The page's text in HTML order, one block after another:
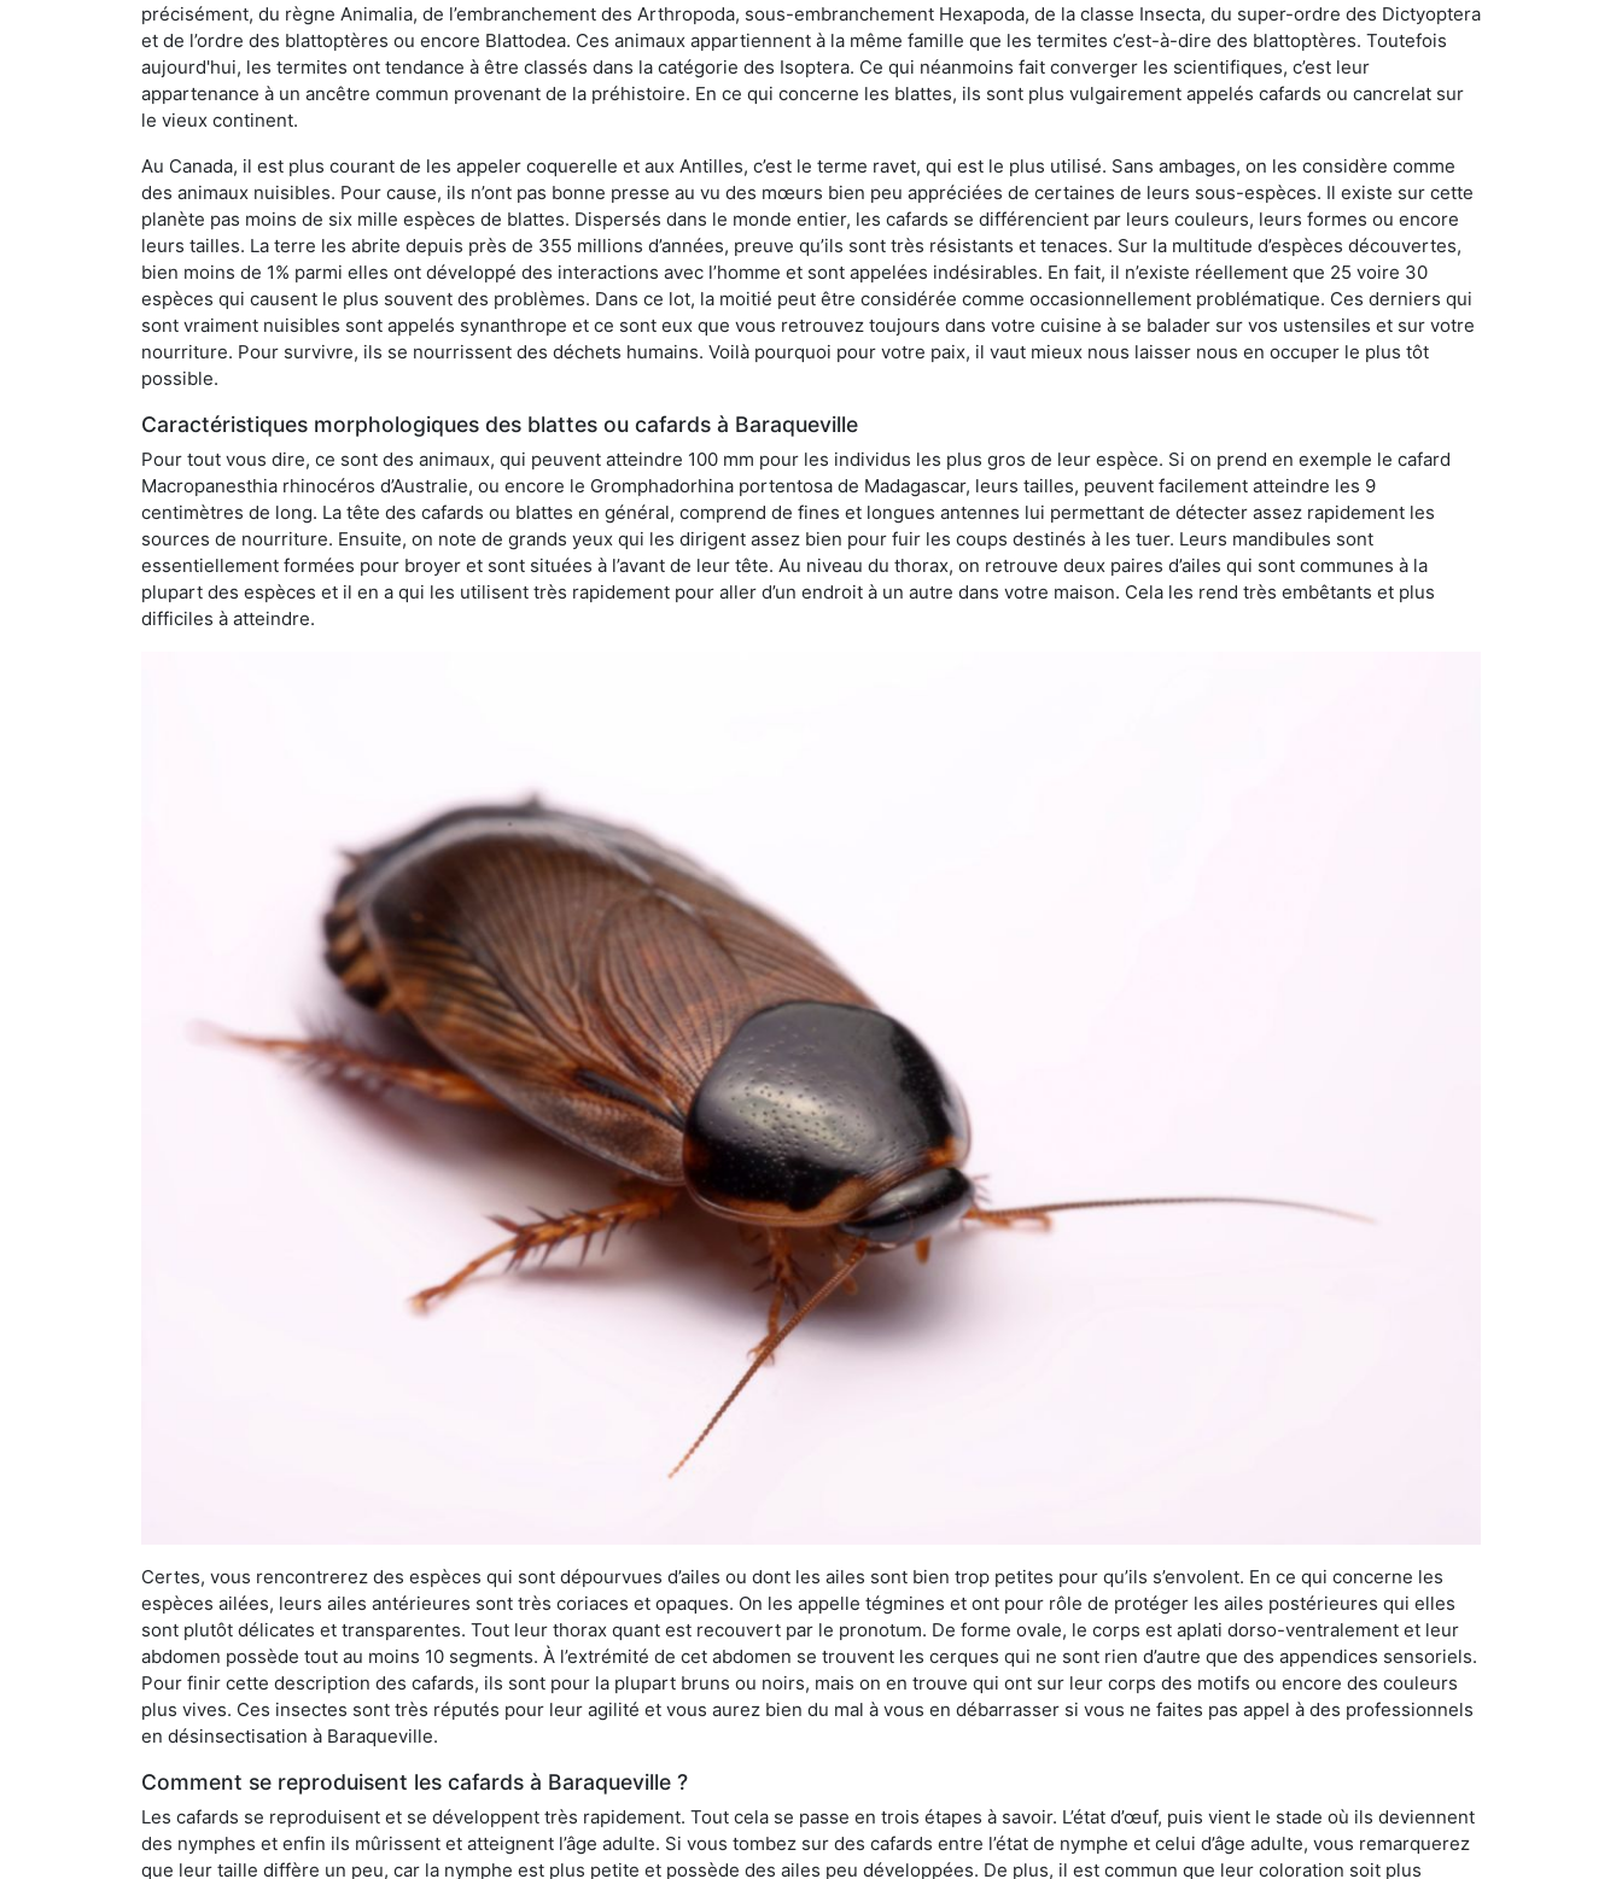
précisément, du règne Animalia, de l’embranchement des Arthropoda, sous-embranchement Hexapoda, de la classe Insecta, du super-ordre des Dictyoptera
et de l’ordre des blattoptères ou encore Blattodea. Ces animaux appartiennent à la même famille que les termites c’est-à-dire des blattoptères. Toutefois
aujourd'hui, les termites ont tendance à être classés dans la catégorie des Isoptera. Ce qui néanmoins fait converger les scientifiques, c’est leur
appartenance à un ancêtre commun provenant de la préhistoire. En ce qui concerne les blattes, ils sont plus vulgairement appelés cafards ou cancrelat sur
le vieux continent.
Au Canada, il est plus courant de les appeler coquerelle et aux Antilles, c’est le terme ravet, qui est le plus utilisé. Sans ambages, on les considère comme
des animaux nuisibles. Pour cause, ils n’ont pas bonne presse au vu des mœurs bien peu appréciées de certaines de leurs sous-espèces. Il existe sur cette
planète pas moins de six mille espèces de blattes. Dispersés dans le monde entier, les cafards se différencient par leurs couleurs, leurs formes ou encore
leurs tailles. La terre les abrite depuis près de 355 millions d’années, preuve qu’ils sont très résistants et tenaces. Sur la multitude d’espèces découvertes,
bien moins de 1% parmi elles ont développé des interactions avec l’homme et sont appelées indésirables. En fait, il n’existe réellement que 25 voire 30
espèces qui causent le plus souvent des problèmes. Dans ce lot, la moitié peut être considérée comme occasionnellement problématique. Ces derniers qui
sont vraiment nuisibles sont appelés synanthrope et ce sont eux que vous retrouvez toujours dans votre cuisine à se balader sur vos ustensiles et sur votre
nourriture. Pour survivre, ils se nourrissent des déchets humains. Voilà pourquoi pour votre paix, il vaut mieux nous laisser nous en occuper le plus tôt
possible.
Caractéristiques morphologiques des blattes ou cafards à Baraqueville
Pour tout vous dire, ce sont des animaux, qui peuvent atteindre 100 mm pour les individus les plus gros de leur espèce. Si on prend en exemple le cafard
Macropanesthia rhinocéros d’Australie, ou encore le Gromphadorhina portentosa de Madagascar, leurs tailles, peuvent facilement atteindre les 9
centimètres de long. La tête des cafards ou blattes en général, comprend de fines et longues antennes lui permettant de détecter assez rapidement les
sources de nourriture. Ensuite, on note de grands yeux qui les dirigent assez bien pour fuir les coups destinés à les tuer. Leurs mandibules sont
essentiellement formées pour broyer et sont situées à l’avant de leur tête. Au niveau du thorax, on retrouve deux paires d’ailes qui sont communes à la
plupart des espèces et il en a qui les utilisent très rapidement pour aller d’un endroit à un autre dans votre maison. Cela les rend très embêtants et plus
difficiles à atteindre.
Certes, vous rencontrerez des espèces qui sont dépourvues d’ailes ou dont les ailes sont bien trop petites pour qu’ils s’envolent. En ce qui concerne les
espèces ailées, leurs ailes antérieures sont très coriaces et opaques. On les appelle tégmines et ont pour rôle de protéger les ailes postérieures qui elles
sont plutôt délicates et transparentes. Tout leur thorax quant est recouvert par le pronotum. De forme ovale, le corps est aplati dorso-ventralement et leur
abdomen possède tout au moins 10 segments. À l’extrémité de cet abdomen se trouvent les cerques qui ne sont rien d’autre que des appendices sensoriels.
Pour finir cette description des cafards, ils sont pour la plupart bruns ou noirs, mais on en trouve qui ont sur leur corps des motifs ou encore des couleurs
plus vives. Ces insectes sont très réputés pour leur agilité et vous aurez bien du mal à vous en débarrasser si vous ne faites pas appel à des professionnels
en désinsectisation à Baraqueville.
Comment se reproduisent les cafards à Baraqueville ?
Les cafards se reproduisent et se développent très rapidement. Tout cela se passe en trois étapes à savoir. L’état d’œuf, puis vient le stade où ils deviennent
des nymphes et enfin ils mûrissent et atteignent l’âge adulte. Si vous tombez sur des cafards entre l’état de nymphe et celui d’âge adulte, vous remarquerez
que leur taille diffère un peu, car la nymphe est plus petite et possède des ailes peu développées. De plus, il est commun que leur coloration soit plus